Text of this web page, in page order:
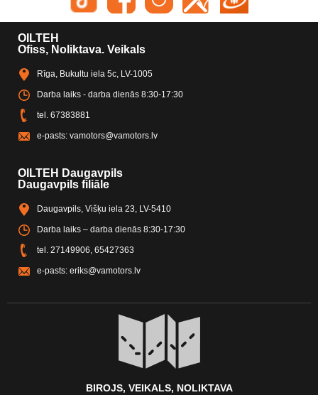
OILTEH
Ofiss, Noliktava. Veikals
Rīga, Bukultu iela 5c, LV-1005
Darba laiks - darba dienās 8:30-17:30
tel. 67383881
e-pasts: vamotors@vamotors.lv
OILTEH Daugavpils
Daugavpils filiāle
Daugavpils, Višķu iela 23, LV-5410
Darba laiks – darba dienās 8:30-17:30
tel. 27149906, 65427363
e-pasts: eriks@vamotors.lv
BIROJS, VEIKALS, NOLIKTAVA